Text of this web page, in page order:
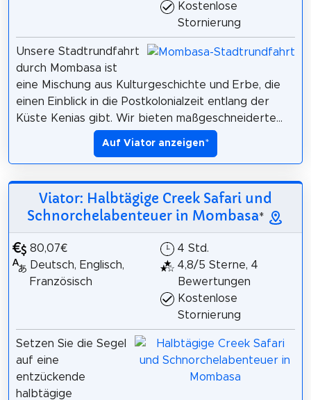
Kostenlose
Stornierung
Unsere Stadtrundfahrt
durch Mombasa ist
eine Mischung aus Kulturgeschichte und Erbe, die
einen Einblick in die Postkolonialzeit entlang der
Küste Kenias gibt. Wir bieten maßgeschneiderte...
Auf Viator anzeigen*
Viator: Halbtägige Creek Safari und
Schnorchelabenteuer in Mombasa*
80,07€
Deutsch, Englisch,
Französisch
4 Std.
4,8/5 Sterne, 4
Bewertungen
Kostenlose
Stornierung
Setzen Sie die Segel
auf eine
entzückende
halbtägige